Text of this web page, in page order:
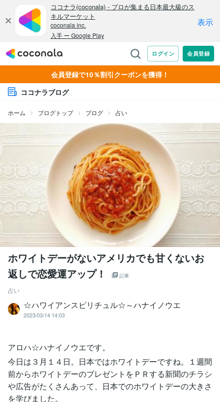
会員登録で10％割引クーポンを獲得！
ココナラブログ
ホーム ブログトップ ブログ 占い
ホワイトデーがないアメリカでも甘くないお
返しで恋愛運アップ！
記事
占い
☆ハワイアンスピリチュル☆～ハナイノウエ
2023/03/14 14:03
アロハ☆ハナイノウエです。
今日は３月１４日。日本ではホワイトデーですね。１週間
前からホワイトデーのプレゼントをＰＲする新聞のチラシ
や広告がたくさんあって、日本でのホワイトデーの大きさ
を学びました。